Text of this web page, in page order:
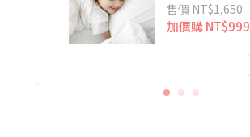
售價 NT$1,650
加價購NT$999